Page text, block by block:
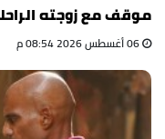
موقف مع زوجته